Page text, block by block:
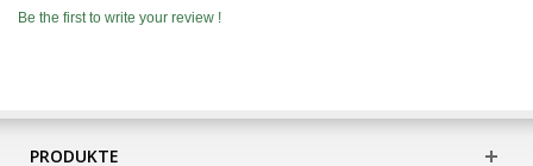
Be the first to write your review !
PRODUKTE